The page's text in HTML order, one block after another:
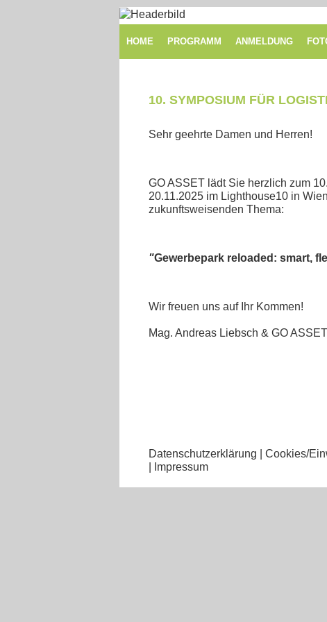
HOME PROGRAMM ANMELDUNG
10. SYMPOSIUM FÜR
Sehr geehrte Damen und Herren!
GO ASSET lädt Sie herzlich zum
20.11.2025 im Lighthouse10 in
zukunftsweisenden Thema:
"Gewerbepark reloaded: smart,
Wir freuen uns auf Ihr Kommen!
Mag. Andreas Liebsch & GO
Datenschutzerklärung Cookies/
Impressum